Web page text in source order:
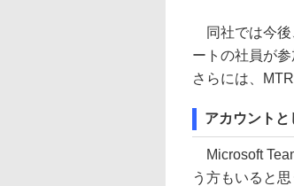
同社では今後
ートの社員が
さらには、
アカウント
Microsoft
う方もいると